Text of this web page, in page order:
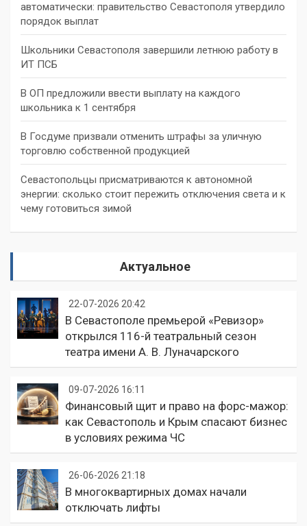
автоматически: правительство Севастополя утвердило
порядок выплат
Школьники Севастополя завершили летнюю работу в
ИТ ПСБ
В ОП предложили ввести выплату на каждого
школьника к 1 сентября
В Госдуме призвали отменить штрафы за уличную
торговлю собственной продукцией
Севастопольцы присматриваются к автономной
энергии: сколько стоит пережить отключения света и к
чему готовиться зимой
Актуальное
22-07-2026 20:42
В Севастополе премьерой «Ревизор»
открылся 116-й театральный сезон
театра имени А. В. Луначарского
09-07-2026 16:11
Финансовый щит и право на форс-мажор:
как Севастополь и Крым спасают бизнес
в условиях режима ЧС
26-06-2026 21:18
В многоквартирных домах начали
отключать лифты